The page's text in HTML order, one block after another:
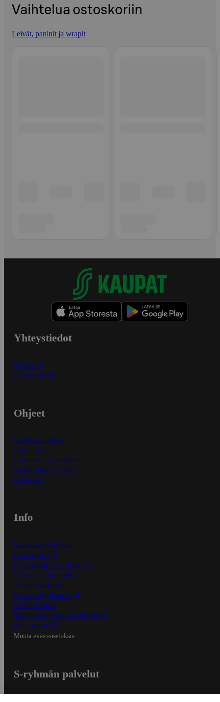
Vaihtelua ostoskoriin
Leivät, paninit ja wrapit
Yhteystiedot
Myymälät
Asiakaspalvelu
Ohjeet
Ensitilaajan ohjeet
Näin maksat
Näin tilaat ja muokkaat
Kaikki ohjeet ja vinkit
In English
Info
S-Business yrityksille
Oiva-raportit
Osuuskauppojen yhteystiedot
Tilaus- ja toimitusehdot
Tietosuojakäytäntö
Palvelun käyttöehdot
Saavutettavuus
Mobiilisovelluksen saavutettavuus
Mainostajalle
Muuta evästeasetuksia
S-ryhmän palvelut